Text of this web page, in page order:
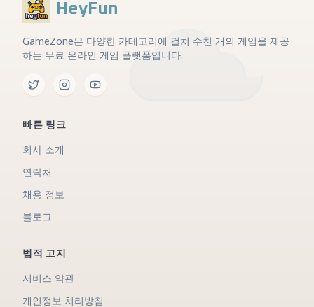
HeyFun
GameZone은 다양한 카테고리에 걸쳐 수천 개의 게임을 제공
하는 무료 온라인 게임 플랫폼입니다.
빠른 링크
회사 소개
연락처
채용 정보
블로그
법적 고지
서비스 약관
개인정보 처리방침